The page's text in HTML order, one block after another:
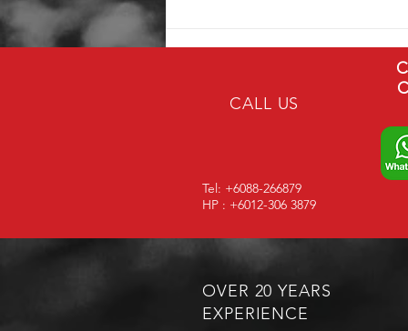
次吃真的有惊艳到，Q弹有嚼
劲，没有传统燕窝的麻烦，随
手一颗就能享受燕窝的美味。
放包包、办公室、旅行都超方
便，高颜值又高级，真的会一
颗接一颗！#燕窝软糖 #燕窝 #
养颜好物 #下午茶 #女生必备 #
马来西亚 #零食推荐 #送礼推
CALL US
Tel: +6088-266879
HP : +6012-306 3879
OVER 20 YEARS
EXPERIENCE